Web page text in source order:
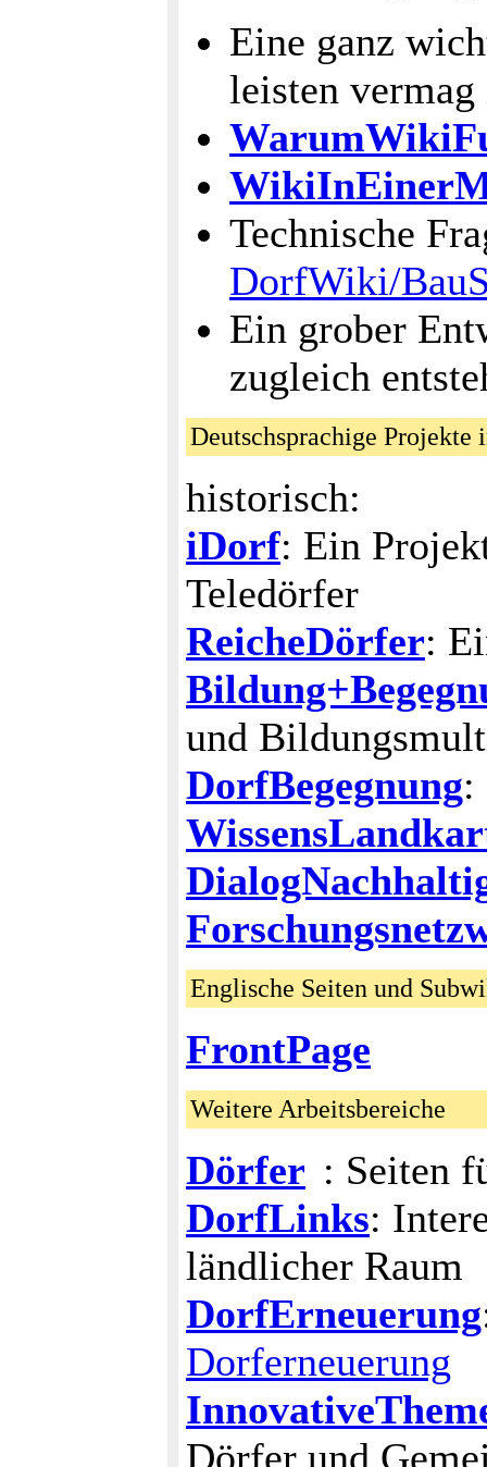
Eine ganz
leisten
Technische
DorfWiki/
Ein grober
zugleich
Deutschsprachige Projekte
historisch:
iDorf: Ein
Teledörfer
ReicheDörfer:
und
DorfBegegnung:
Englische Seiten und
FrontPage
Weitere Arbeitsbereiche
Dörfer : Seiten
DorfLinks:
ländlicher Raum
DorfErneuerung
Dorferneuerung
Dörfer und